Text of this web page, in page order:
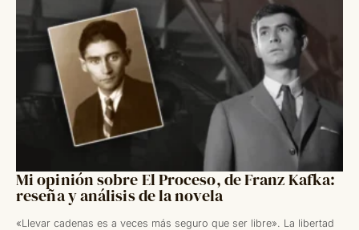
Mi opinión sobre El Proceso, de Franz Kafka:
reseña y análisis de la novela
«Llevar cadenas es a veces más seguro que ser libre». La libertad